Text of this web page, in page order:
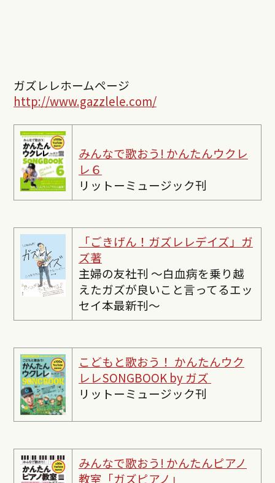
ガズレレホームページ
http://www.gazzlele.com/
みんなで歌おう! かんたんウクレ
レ６
リットーミュージック刊
「ごきげん！ガズレレデイズ」ガ
ズ著
主婦の友社刊 〜白血病を乗り越
えたガズが良いこと言ってるエッ
セイ本最新刊〜
こどもと歌おう！ かんたんウク
レレSONGBOOK by ガズ
リットーミュージック刊
みんなで歌おう! かんたんピアノ
教室「ガズピアノ」